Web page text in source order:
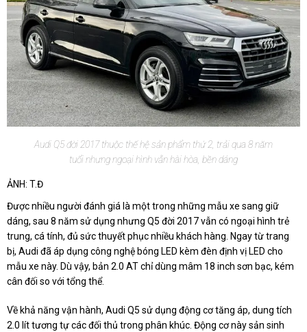
Audi Q5 đời 2017 thuộc thế hệ sản phẩm thứ 2, trải qua 8 năm
tuổi nhưng ngoại hình vẫn hài hòa, bền dáng
ẢNH: T.Đ
Được nhiều người đánh giá là một trong những mẫu xe sang giữ
dáng, sau 8 năm sử dụng nhưng Q5 đời 2017 vẫn có ngoại hình trẻ
trung, cá tính, đủ sức thuyết phục nhiều khách hàng. Ngay từ trang
bị, Audi đã áp dụng công nghệ bóng LED kèm đèn định vị LED cho
mẫu xe này. Dù vậy, bản 2.0 AT chỉ dùng mâm 18 inch sơn bạc, kém
cân đối so với tổng thể.
Về khả năng vận hành, Audi Q5 sử dụng động cơ tăng áp, dung tích
2.0 lít tương tự các đối thủ trong phân khúc. Động cơ này sản sinh